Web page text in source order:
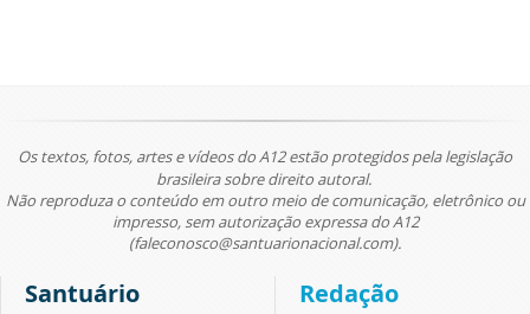
Os textos, fotos, artes e vídeos do A12 estão protegidos pela legislação
brasileira sobre direito autoral.
Não reproduza o conteúdo em outro meio de comunicação, eletrônico ou
impresso, sem autorização expressa do A12
(faleconosco@santuarionacional.com).
Santuário Redação